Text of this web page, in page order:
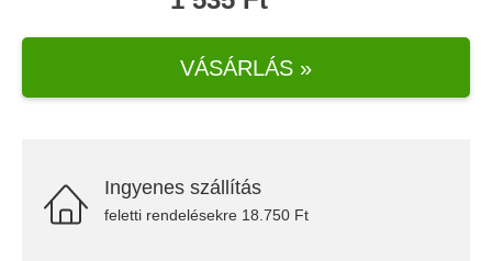
VÁSÁRLÁS »
Ingyenes szállítás
feletti rendelésekre 18.750 Ft